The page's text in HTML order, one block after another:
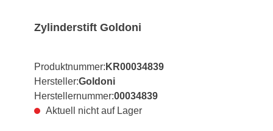
Zylinderstift Goldoni
Produktnummer: KR00034839
Hersteller:Goldoni
Herstellernummer:00034839
Aktuell nicht auf Lager